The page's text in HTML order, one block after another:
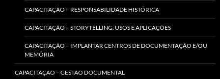
CAPACITAÇÃO – RESPONSABILIDADE HISTÓRICA
CAPACITAÇÃO – STORYTELLING: USOS E APLICAÇÕES
CAPACITAÇÃO – IMPLANTAR CENTROS DE DOCUMENTAÇÃO E/OU
MEMÓRIA
CAPACITAÇÃO – GESTÃO DOCUMENTAL